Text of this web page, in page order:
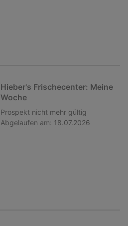
Hieber's Frischecenter: Meine
Woche
Prospekt nicht mehr gültig
Abgelaufen am: 18.07.2026